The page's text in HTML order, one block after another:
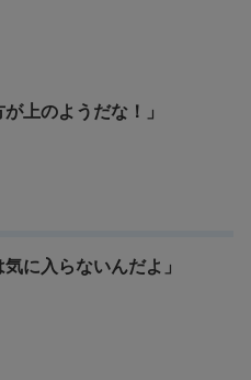
上のようだな！」
に入らないんだよ」